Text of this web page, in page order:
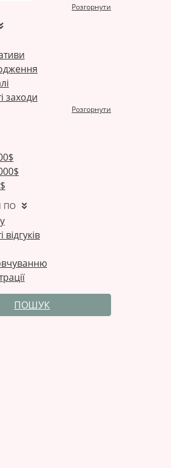
Розгорнути
заходи
Розгорнути
ПО
відгуків
ПОШУК